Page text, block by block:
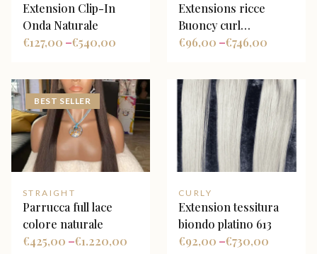
Extension Clip-In
Onda Naturale
127,00
€ – 540,00
€
Extensions ricce
Buoncy curl
personalizzate
96,00
€ – 746,00
€
BEST SELLER
STRAIGHT
Parrucca full lace
colore naturale
425,00
€ – 1.220,00
€
CURLY
Extension tessitura
biondo platino 613
92,00
€ – 730,00
€